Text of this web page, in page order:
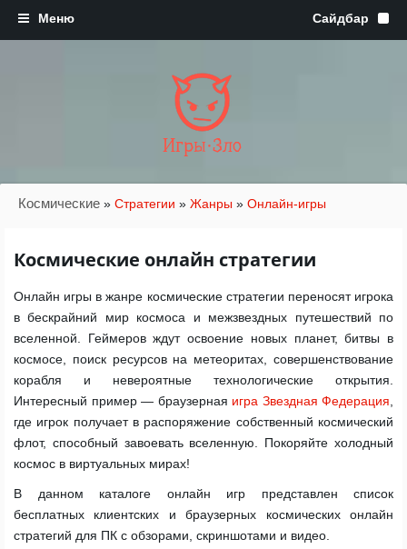
Игры·Зло
Космические » Стратегии » Жанры » Онлайн-игры
Космические онлайн стратегии
Онлайн игры в жанре космические стратегии переносят игрока
в бескрайний мир космоса и межзвездных путешествий по
вселенной. Геймеров ждут освоение новых планет, битвы в
космосе, поиск ресурсов на метеоритах, совершенствование
корабля и невероятные технологические открытия.
Интересный пример — браузерная игра Звездная Федерация
где игрок получает в распоряжение собственный космический
флот, способный завоевать вселенную. Покоряйте холодный
космос в виртуальных мирах!
В данном каталоге онлайн игр представлен список
бесплатных клиентских и браузерных космических онлайн
стратегий для ПК с обзорами, скриншотами и видео.